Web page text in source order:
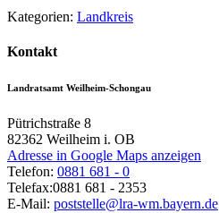
Kategorien: Landkreis
Kontakt
Landratsamt Weilheim-Schongau
Pütrichstraße 8
82362 Weilheim i. OB
Adresse in Google Maps anzeigen
Telefon: 0881 681 - 0
Telefax:0881 681 - 2353
E-Mail: poststelle@lra-wm.bayern.de